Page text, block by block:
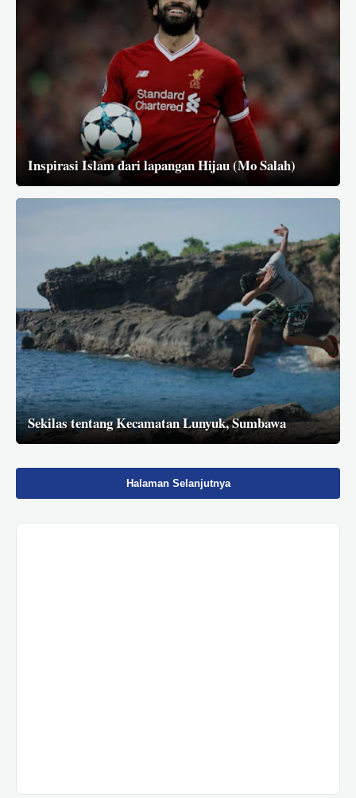
Inspirasi Islam dari lapangan Hijau (Mo Salah)
Sekilas tentang Kecamatan Lunyuk, Sumbawa
Halaman Selanjutnya